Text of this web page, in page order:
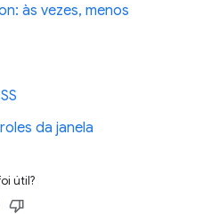
às vezes, menos
da janela
útil?